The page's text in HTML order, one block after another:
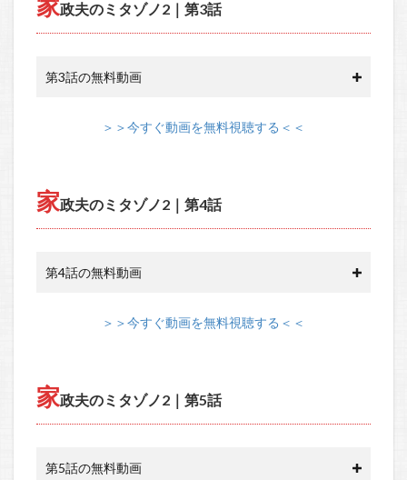
政夫のミタゾノ2｜第3話
第3話の無料動画
＞＞今すぐ動画を無料視聴する＜＜
家政夫のミタゾノ2｜第4話
第4話の無料動画
＞＞今すぐ動画を無料視聴する＜＜
家政夫のミタゾノ2｜第5話
第5話の無料動画